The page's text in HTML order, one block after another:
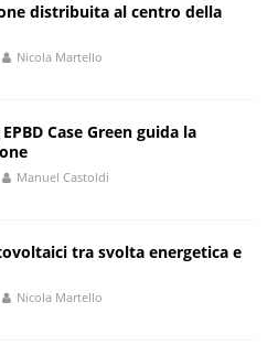
distribuita al centro della
Nicola Martello
Case Green guida la
Manuel Castoldi
tra svolta energetica e
Nicola Martello